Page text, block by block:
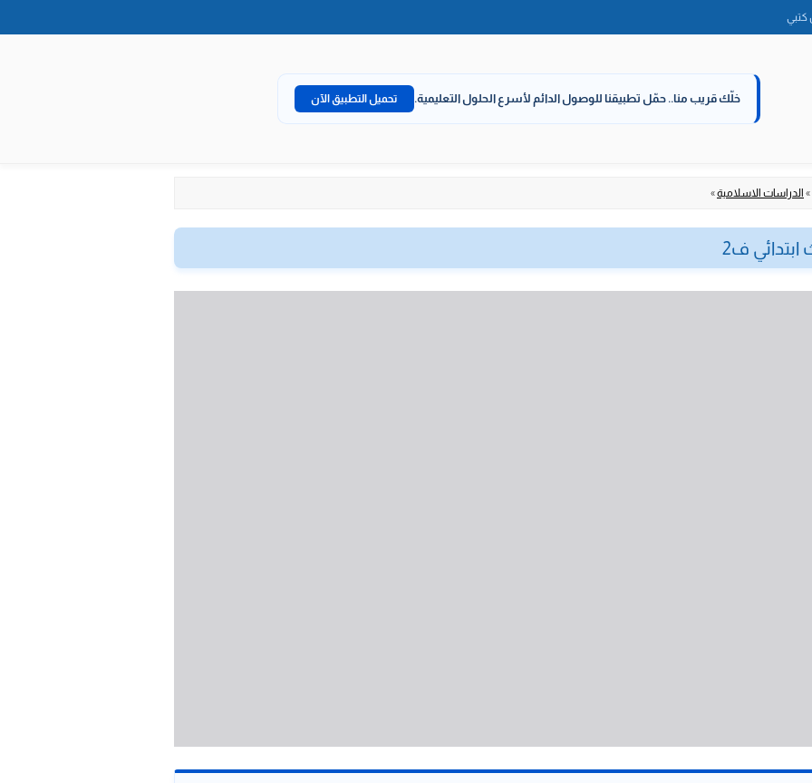
كتبي
خلّك قريب منا.. حمّل تطبيقنا للوصول الدائم لأسرع الحلول التعليمية. تحميل التطبيق الآن
» الدراسات الاسلامية»
ابتدائي ف2